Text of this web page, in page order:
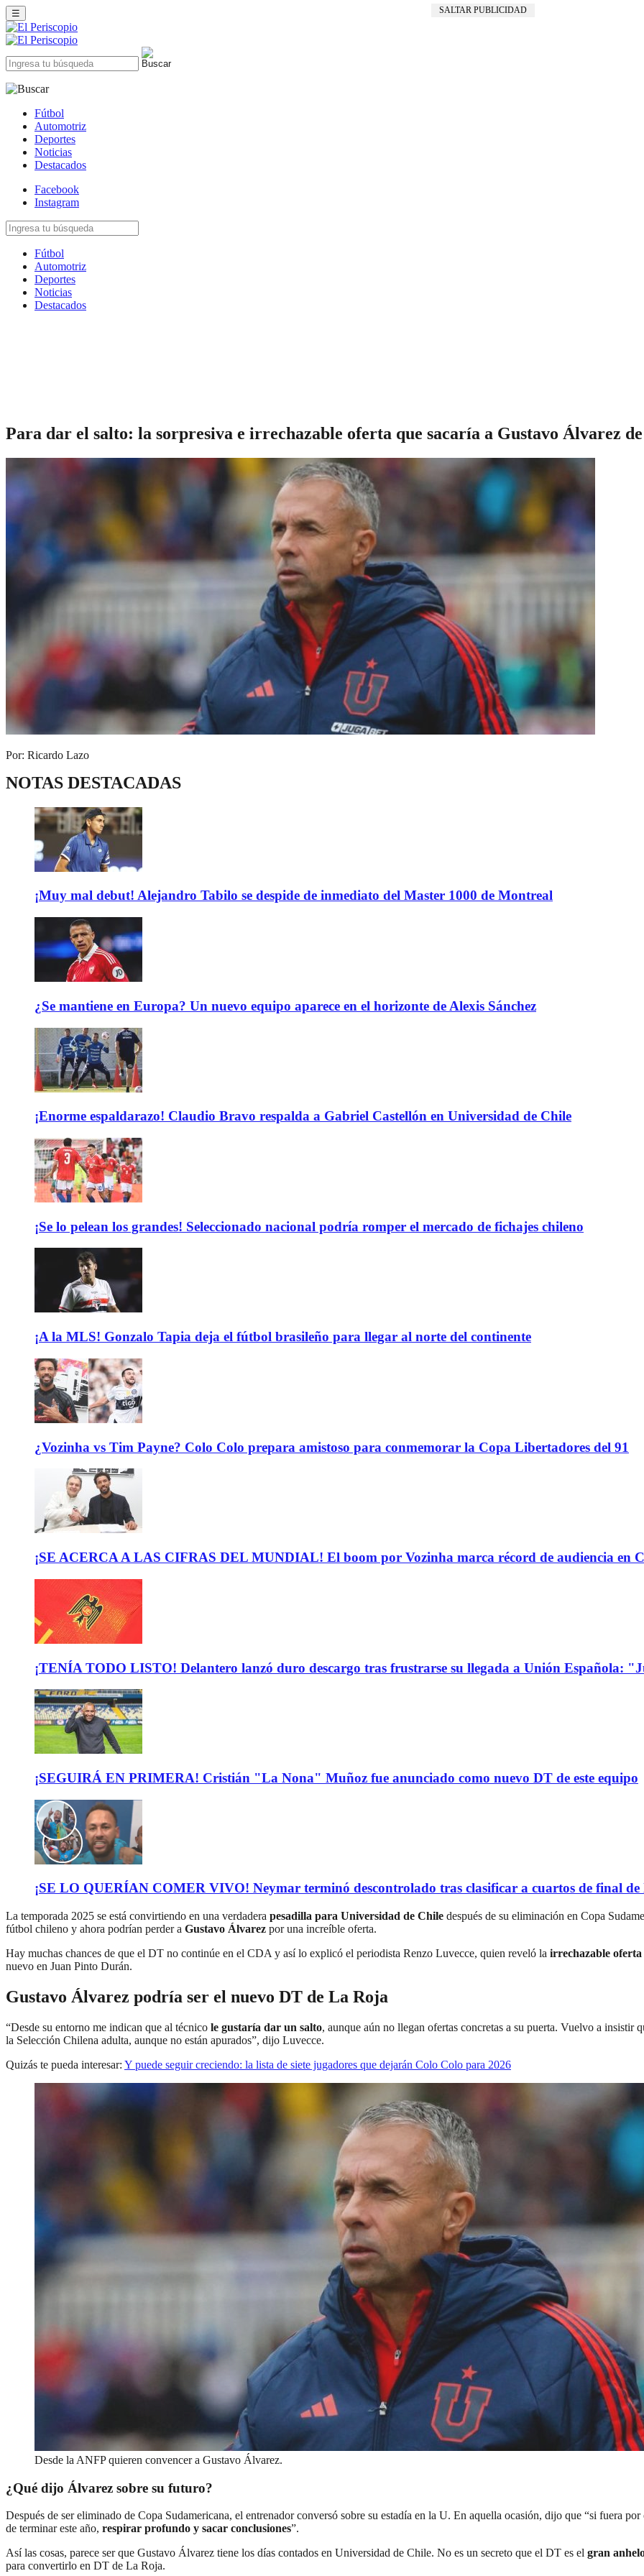
SALTAR PUBLICIDAD
☰
Fútbol
Automotriz
Deportes
Noticias
Destacados
Facebook
Instagram
Fútbol
Automotriz
Deportes
Noticias
Destacados
Para dar el salto: la sorpresiva e irrechazable oferta que sacaría a Gustavo Álvarez
Por: Ricardo Lazo
NOTAS DESTACADAS
¡Muy mal debut! Alejandro Tabilo se despide de inmediato del Master 1000 de Montreal
¿Se mantiene en Europa? Un nuevo equipo aparece en el horizonte de Alexis Sánchez
¡Enorme espaldarazo! Claudio Bravo respalda a Gabriel Castellón en Universidad de Chile
¡Se lo pelean los grandes! Seleccionado nacional podría romper el mercado de fichajes chileno
¡A la MLS! Gonzalo Tapia deja el fútbol brasileño para llegar al norte del continente
¿Vozinha vs Tim Payne? Colo Colo prepara amistoso para conmemorar la Copa Libertadores del 91
¡SE ACERCA A LAS CIFRAS DEL MUNDIAL! El boom por Vozinha marca récord de audiencia en
¡TENÍA TODO LISTO! Delantero lanzó duro descargo tras frustrarse su llegada a Unión Española:
¡SEGUIRÁ EN PRIMERA! Cristián "La Nona" Muñoz fue anunciado como nuevo DT de este equipo
¡SE LO QUERÍAN COMER VIVO! Neymar terminó descontrolado tras clasificar a cuartos de final de
La temporada 2025 se está convirtiendo en una verdadera pesadilla para Universidad de Chile después de su eliminación en Copa
fútbol chileno y ahora podrían perder a Gustavo Álvarez por una increíble oferta.
Hay muchas chances de que el DT no continúe en el CDA y así lo explicó el periodista Renzo Luvecce, quien reveló la irrechazable oferta
nuevo en Juan Pinto Durán.
Gustavo Álvarez podría ser el nuevo DT de La Roja
“Desde su entorno me indican que al técnico le gustaría dar un salto, aunque aún no llegan ofertas concretas a su puerta. Vuelvo a insistir
la Selección Chilena adulta, aunque no están apurados”, dijo Luvecce.
Quizás te pueda interesar: Y puede seguir creciendo: la lista de siete jugadores que dejarán Colo Colo para 2026
Desde la ANFP quieren convencer a Gustavo Álvarez.
¿Qué dijo Álvarez sobre su futuro?
Después de ser eliminado de Copa Sudamericana, el entrenador conversó sobre su estadía en la U. En aquella ocasión, dijo que “si fuera
de terminar este año, respirar profundo y sacar conclusiones”.
Así las cosas, parece ser que Gustavo Álvarez tiene los días contados en Universidad de Chile. No es un secreto que el DT es el gran
para convertirlo en DT de La Roja.